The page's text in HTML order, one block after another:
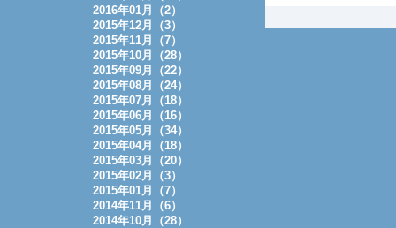
2016年01月（2）
2015年12月（3）
2015年11月（7）
2015年10月（28）
2015年09月（22）
2015年08月（24）
2015年07月（18）
2015年06月（16）
2015年05月（34）
2015年04月（18）
2015年03月（20）
2015年02月（3）
2015年01月（7）
2014年11月（6）
2014年10月（28）